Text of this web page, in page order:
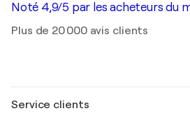
Noté 4,9/5 par les acheteurs du
Plus de 20 000 avis clients
Service clients